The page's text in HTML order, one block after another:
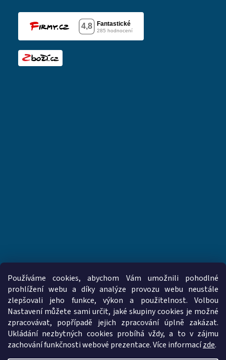
Používáme cookies, abychom Vám umožnili pohodlné
prohlížení webu a díky analýze provozu webu neustále
zlepšovali jeho funkce, výkon a použitelnost. Volbou
Nastavení můžete sami určit, jaké skupiny cookies je možné
zpracovávat, popřípadě jejich zpracování úplně zakázat.
Ukládání nezbytných cookies probíhá vždy, a to v zájmu
zachování funkčnosti webové prezentace. Více informacízde.
www.vzduchotechnika-ventilatory.cz www.palmat.cz